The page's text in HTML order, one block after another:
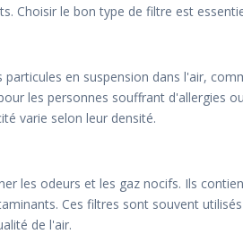
Choisir le bon type de filtre est
en suspension dans l'air,
les personnes souffrant d'allergies
varie selon leur densité.
les odeurs et les gaz nocifs. Ils
Ces filtres sont souvent
de l'air.